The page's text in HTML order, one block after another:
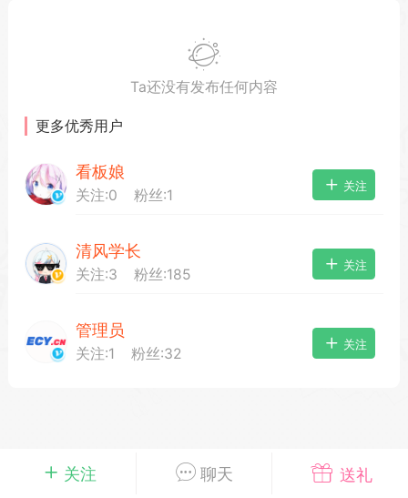
短位靓号彰显与众不同
萌新报道
手绘画师 游戏中心
员
04-03 16:49
电脑端 公开内容
起开发属于大家的“二次元宇宙”
~为爱发电~持续更新~
关注 聊天 送礼
Ta还没有发布任何内容
更多优秀用户
看板娘
关注:0 粉丝:1
关注
清风学长
关注:3 粉丝:185
关注
管理员
关注:1 粉丝:32
关注